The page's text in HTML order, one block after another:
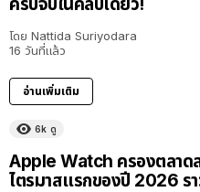
ครบจบในคลิปเดียว!
โดย Nattida Suriyodara
16 วันที่แล้ว
อ่านเพิ่มเติม
6k ดู
Apple Watch ครองตลาด
ไตรมาสแรกของปี 2026 ร